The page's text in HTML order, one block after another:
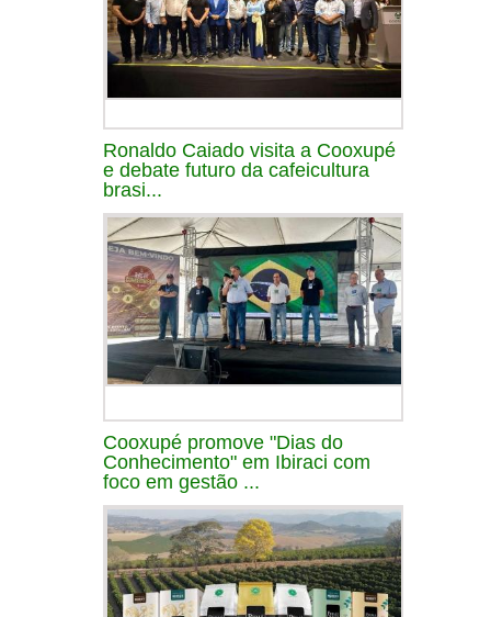
Ronaldo Caiado visita a Cooxupé
e debate futuro da cafeicultura
brasi...
Cooxupé promove "Dias do
Conhecimento" em Ibiraci com
foco em gestão ...